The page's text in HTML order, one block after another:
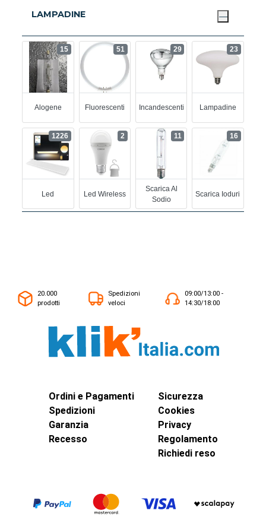
LAMPADINE
Alogene
15
Fluorescenti
51
Incandescenti
29
Lampadine
23
Led
1226
Led Wireless
2
Scarica Al
Sodio
11
Scarica Ioduri
16
20.000
prodotti
Spedizioni
veloci
09:00/13:00 -
14:30/18:00
Ordini e Pagamenti
Spedizioni
Garanzia
Recesso
Sicurezza
Cookies
Privacy
Regolamento
Richiedi reso